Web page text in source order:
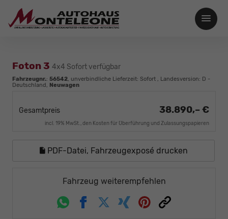
Foton 3 4x4 Sofort verfügbar
Fahrzeugnr.: 56542, unverbindliche Lieferzeit: Sofort , Landesversion: D -
Deutschland, Neuwagen
Gesamtpreis 38.890,– €
incl. 19% MwSt., den Kosten für Überführung und Zulassungspapieren
PDF-Datei, Fahrzeugexposé drucken
Fahrzeug weiterempfehlen
WhatsappFacebookTwitterXing Pinterest
Link